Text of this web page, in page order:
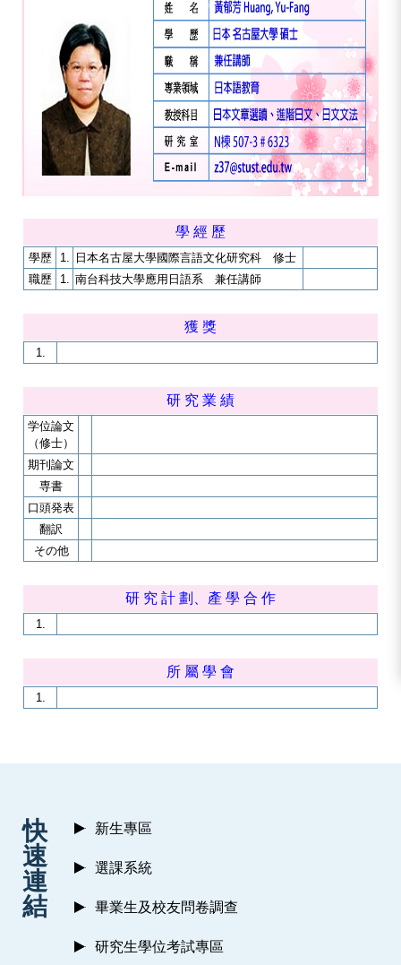
學 經 歷
學歷 1.
日本名古屋大學國際言語文化研究科 修士
職歷
1. 南台科技大學應用日語系 兼任講師
獲 獎
1.
研 究 業 績
学位論文
（修士）
期刊論文
専書
口頭発表
翻訳
その他
研 究 計 劃、產 學 合 作
1.
所 屬 學 會
1.
快
速
連
結
新生專區
選課系統
畢業生及校友問卷調查
研究生學位考試專區